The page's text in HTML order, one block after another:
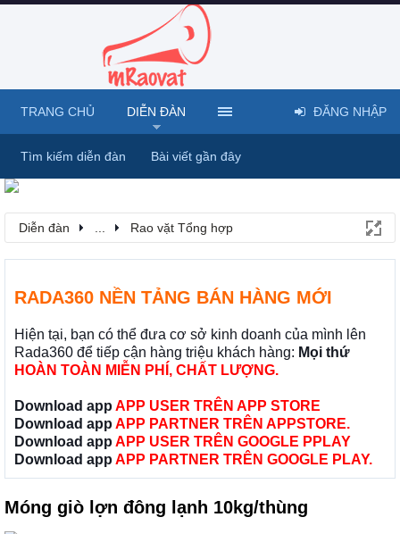
Diễn đàn Rao vặt Tổng hợp
RADA360 NỀN TẢNG BÁN HÀNG MỚI
Hiện tại, bạn có thể đưa cơ sở kinh doanh của mình lên
Rada360 để tiếp cận hàng triệu khách hàng: Mọi thứ
HOÀN TOÀN MIỄN PHÍ, CHẤT LƯỢNG.
Download app APP USER TRÊN APP STORE
Download app APP PARTNER TRÊN APPSTORE.
Download app APP USER TRÊN GOOGLE PPLAY
Download app APP PARTNER TRÊN GOOGLE PLAY.
Móng giò lợn đông lạnh 10kg/thùng
TRANG CHỦ DIỄN ĐÀN
Tìm kiếm diễn đàn Bài viết gần đây
ĐĂNG NHẬP